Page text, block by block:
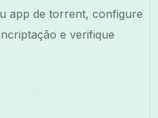
app de torrent, configure
e verifique